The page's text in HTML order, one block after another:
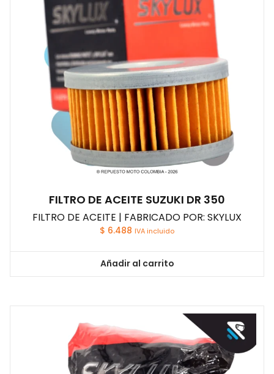
FILTRO DE ACEITE SUZUKI DR 350
FILTRO DE ACEITE | FABRICADO POR: SKYLUX
$ 6.488 IVA incluido
Añadir al carrito